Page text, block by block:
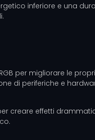
inferiore e una
per migliorare le
di periferiche e
creare effetti